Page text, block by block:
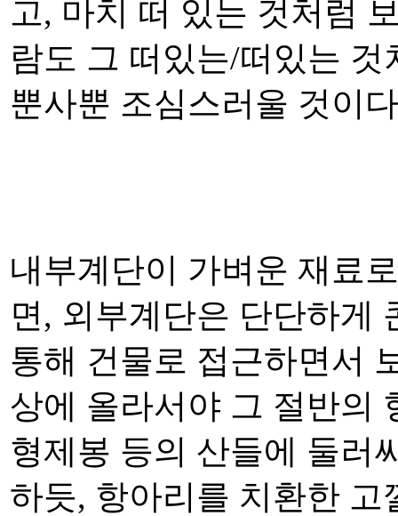
고, 마치 떠 있는 것처럼
람도 그 떠있는/떠있는
뿐사뿐 조심스러울 것이
내부계단이 가벼운 재료
면, 외부계단은 단단하게
통해 건물로 접근하면서
상에 올라서야 그 절반의
형제봉 등의 산들에 둘러
하듯, 항아리를 치환한